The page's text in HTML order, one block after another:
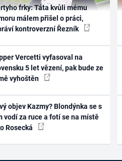
frky: Táta kvůli mému
málem přišel o práci,
kontroverzní Řezník
Vercetti vyfasoval na
5 let vězení, pak bude ze
vyhoštěn
objev Kazmy? Blondýnka se s
vodí za ruce a fotí se na místě
Rosecká